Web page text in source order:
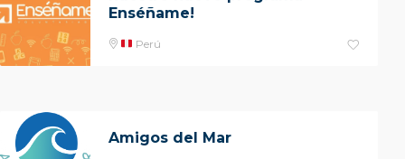
Enséñame!
Perú
Amigos del Mar